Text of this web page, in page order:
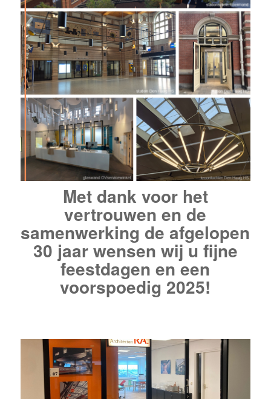
Met dank voor het
vertrouwen en de
samenwerking de afgelopen
30 jaar wensen wij u fijne
feestdagen en een
voorspoedig 2025!